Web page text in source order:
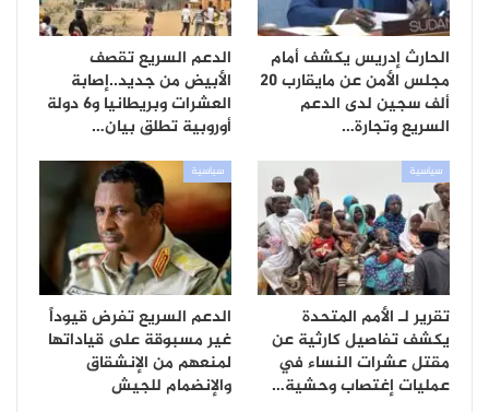
الحارث إدريس يكشف أمام
مجلس الأمن عن مايقارب 20
ألف سجين لدى الدعم
السريع وتجارة…
الدعم السريع تقصف
الأبيض من جديد..إصابة
العشرات وبريطانيا و6 دولة
أوروبية تطلق بيان…
سياسية
تقرير لـ الأمم المتحدة
يكشف تفاصيل كارثية عن
مقتل عشرات النساء في
عمليات إغتصاب وحشية…
سياسية
الدعم السريع تفرض قيوداً
غير مسبوقة على قياداتها
لمنعهم من الإنشقاق
والإنضمام للجيش